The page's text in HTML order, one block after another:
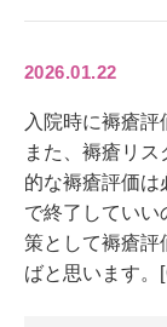
2026.01.22
入院時に褥瘡評
また、褥瘡リ
的な褥瘡評価
で終了してい
策として褥瘡評
ばと思います。